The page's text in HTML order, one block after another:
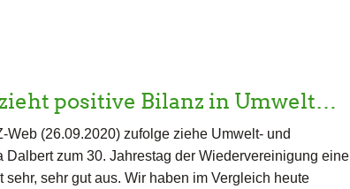
positive Bilanz in Umwelt…
Web (26.09.2020) zufolge ziehe Umwelt- und
Dalbert zum 30. Jahrestag der Wiedervereinigung eine
sehr gut aus. Wir haben im Vergleich heute